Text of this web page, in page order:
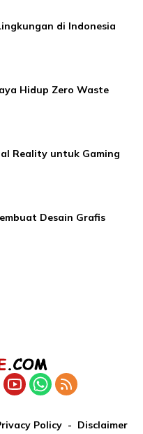
di Indonesia
Hidup Zero Waste
Reality untuk Gaming
Desain Grafis
Policy Disclaimer